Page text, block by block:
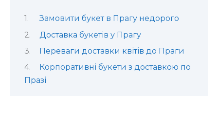
Замовити букет в Прагу недорого
Доставка букетів у Прагу
Переваги доставки квітів до Праги
Корпоративні букети з доставкою по
Празі